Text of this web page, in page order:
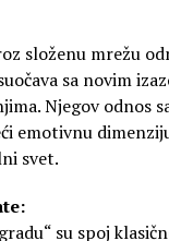
složenu mrežu
sa novim
Njegov odnos
emotivnu
svet.
su spoj